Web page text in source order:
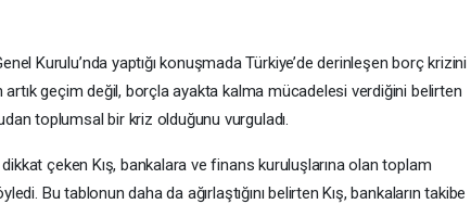
Kurulu’nda yaptığı konuşmada Türkiye’de derinleşen borç krizini
artık geçim değil, borçla ayakta kalma mücadelesi verdiğini belirten
toplumsal bir kriz olduğunu vurguladı.
çeken Kış, bankalara ve finans kuruluşlarına olan toplam
Bu tablonun daha da ağırlaştığını belirten Kış, bankaların takibe